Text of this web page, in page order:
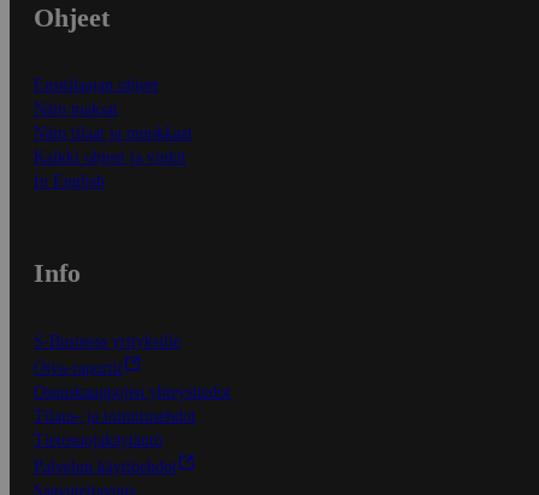
Ohjeet
Ensitilaajan ohjeet
Näin maksat
Näin tilaat ja muokkaat
Kaikki ohjeet ja vinkit
In English
Info
S-Business yrityksille
Oiva-raportit
Osuuskauppojen yhteystiedot
Tilaus- ja toimitusehdot
Tietosuojakäytäntö
Palvelun käyttöehdot
Saavutettavuus